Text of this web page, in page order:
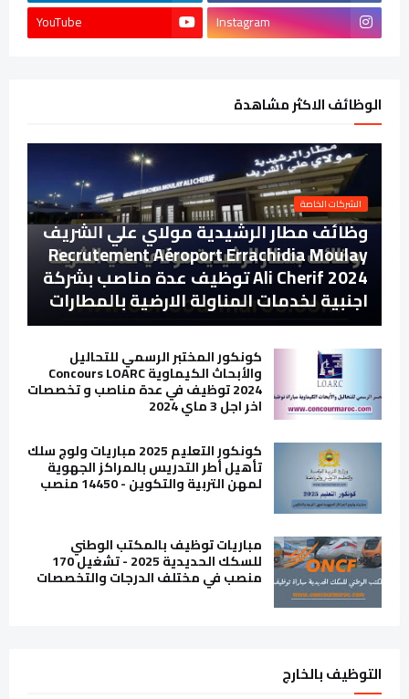
Instagram
YouTube
الوظائف الاكثر مشاهدة
الشركات الخاصة
وظائف مطار الرشيدية مولاي علي الشريف
Recrutement Aéroport Errachidia Moulay
Ali Cherif 2024 توظيف عدة مناصب بشركة
اجنبية لخدمات المناولة الارضية بالمطارات
كونكور المختبر الرسمي للتحاليل
والأبحاث الكيماوية Concours LOARC
2024 توظيف في عدة مناصب و تخصصات
اخر اجل 3 ماي 2024
كونكور التعليم 2025 مباريات ولوج سلك
تأهيل أطر التدريس بالمراكز الجهوية
لمهن التربية والتكوين - 14450 منصب
مباريات توظيف بالمكتب الوطني
للسكك الحديدية 2025 - تشغيل 170
منصب في مختلف الدرجات والتخصصات
التوظيف بالخارج